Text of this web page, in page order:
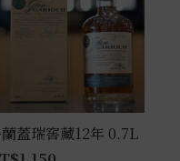
蓋瑞窖藏12年 0.7L